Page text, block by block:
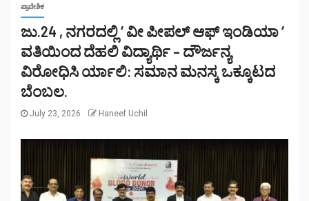
ಪ್ರಾದೇಶಿಕ
ಜು.24 , ನಗರದಲ್ಲಿ ‘ ವೀ ಪೀಪಲ್ ಆಫ್ ಇಂಡಿಯಾ ‘
ವತಿಯಿಂದ ದೆಹಲಿ ವಿದ್ಯಾರ್ಥಿ – ದೌರ್ಜನ್ಯ
ವಿರೋಧಿಸಿ ರ್ಯಾಲಿ: ಸಮಾನ ಮನಸ್ಕ ಒಕ್ಕೂಟದ
ಬೆಂಬಲ.
July 23, 2026 Haneef Uchil